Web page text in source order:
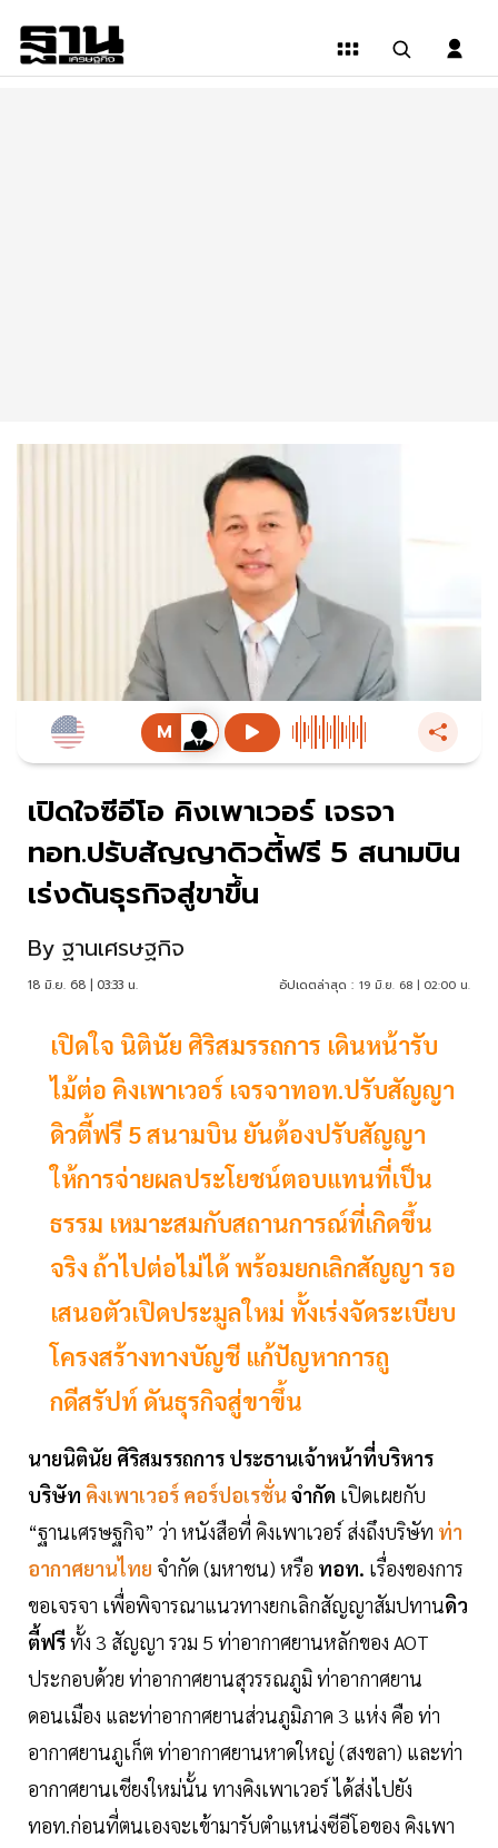
เปิดใจซีอีโอ คิงเพาเวอร์ เจรจา
ทอท.ปรับสัญญาดิวตี้ฟรี 5 สนามบิน
เร่งดันธุรกิจสู่ขาขึ้น
By ฐานเศรษฐกิจ
18 มิ.ย. 68 | 03:33 น. อัปเดตล่าสุด : 19 มิ.ย. 68 | 02:00 น.
เปิดใจ นิตินัย ศิริสมรรถการ เดินหน้ารับ
ไม้ต่อ คิงเพาเวอร์ เจรจาทอท.ปรับสัญญา
ดิวตี้ฟรี 5 สนามบิน ยันต้องปรับสัญญา
ให้การจ่ายผลประโยชน์ตอบแทนที่เป็น
ธรรม เหมาะสมกับสถานการณ์ที่เกิดขึ้น
จริง ถ้าไปต่อไม่ได้ พร้อมยกเลิกสัญญา รอ
เสนอตัวเปิดประมูลใหม่ ทั้งเร่งจัดระเบียบ
โครงสร้างทางบัญชี แก้ปัญหาการถู
กดีสรัปท์ ดันธุรกิจสู่ขาขึ้น
นายนิตินัย ศิริสมรรถการ ประธานเจ้าหน้าที่บริหาร
บริษัท คิงเพาเวอร์ คอร์ปอเรชั่น จำกัด เปิดเผยกับ
“ฐานเศรษฐกิจ” ว่า หนังสือที่ คิงเพาเวอร์ ส่งถึงบริษัท ท่า
อากาศยานไทย จำกัด (มหาชน) หรือ ทอท. เรื่องของการ
ขอเจรจา เพื่อพิจารณาแนวทางยกเลิกสัญญาสัมปทานดิว
ตี้ฟรีทั้ง 3 สัญญา รวม 5 ท่าอากาศยานหลักของ AOT
ประกอบด้วย ท่าอากาศยานสุวรรณภูมิ ท่าอากาศยาน
ดอนเมือง และท่าอากาศยานส่วนภูมิภาค 3 แห่ง คือ ท่า
อากาศยานภูเก็ต ท่าอากาศยานหาดใหญ่ (สงขลา) และท่า
อากาศยานเชียงใหม่นั้น ทางคิงเพาเวอร์ ได้ส่งไปยัง
ทอท.ก่อนที่ตนเองจะเข้ามารับตำแหน่งซีอีโอของ คิงเพา